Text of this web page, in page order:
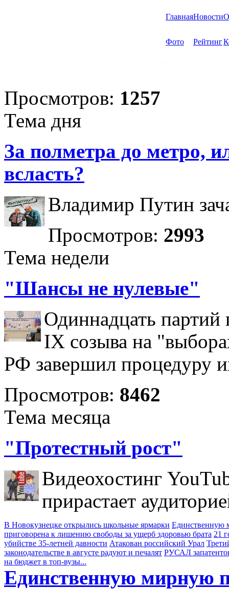
ГлавнаяНовости
Фото Рейтинг
Просмотров: 1257
Тема дня
За полметра до метро,
всласть?
Владимир Путин
Просмотров: 2993
Тема недели
"Шансы не нулевые"
Одиннадцать партий
IX созыва на
РФ завершил процедуру
Просмотров: 8462
Тема месяца
"Протестный рост"
Видеохостинг
прирастает
В Новокузнецке открылись школьные ярмарки Единственную
приговорена к лишению свободы за ущерб здоровью брата 21
убийстве 35-летней давности Атакован российский Урал
законодательстве в августе радуют и печалят РУСАЛ
на бюджет в топ-вузы...
Единственную мирную